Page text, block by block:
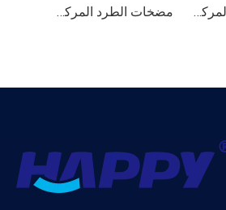
مضخات الطرد المركزي （HNF） مضخات الطرد المركزي （HNF）